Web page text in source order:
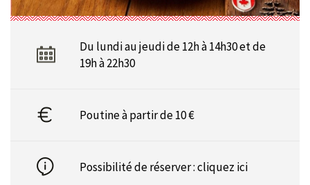
Du lundi au jeudi de 12h à 14h30 et de
19h à 22h30
Poutine à partir de 10 €
Possibilité de réserver :cliquez ici